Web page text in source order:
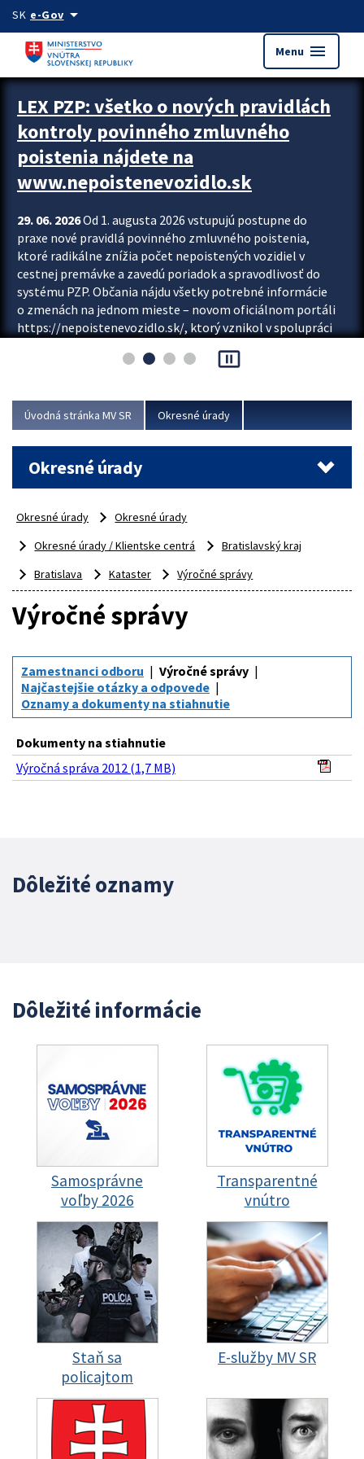
Preskocit na hlavný obsah
SK e-Govarrow_drop_down
Menu menu
Zastavit automatický posun upútavok
LEX PZP: všetko o nových pravidlách
kontroly povinného zmluvného
poistenia nájdete na
www.nepoistenevozidlo.sk
29. 06. 2026Od 1. augusta 2026 vstupujú postupne do
praxe nové pravidlá povinného zmluvného poistenia,
ktoré radikálne znížia počet nepoistených vozidiel v
cestnej premávke a zavedú poriadok a spravodlivosť do
systému PZP. Občania nájdu všetky potrebné informácie
o zmenách na jednom mieste – novom oficiálnom portáli
https://nepoistenevozidlo.sk/, ktorý vznikol v spolupráci
asociácie poisťovní (SLASPO) a Ministerstva vnútra SR.
Viac
pause_presentation
Úvodná stránka MV SR Okresné úrady
Okresné úrady
Okresné úrady
Okresné úrady
Okresné úrady / Klientske centrá
Bratislavský kraj
Bratislava
Kataster Výročné správy
Výročné správy
Zamestnanci odboru
Výročné správy
Najčastejšie otázky a odpovede
Oznamy a dokumenty na stiahnutie
Dokumenty na stiahnutie
Výročná správa 2012 (1,7 MB)
Dôležité oznamy
Dôležité informácie
Samosprávne
voľby 2026
Transparentné
vnútro
Staň sa
policajtom
E-služby MV SR